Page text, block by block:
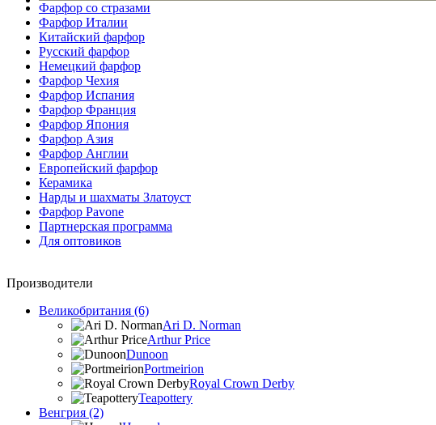
Фарфор со стразами
Фарфор Италии
Китайский фарфор
Русский фарфор
Немецкий фарфор
Фарфор Чехия
Фарфор Испания
Фарфор Франция
Фарфор Япония
Фарфор Азия
Фарфор Англии
Европейский фарфор
Керамика
Нарды и шахматы Златоуст
Фарфор Pavone
Партнерская программа
Для оптовиков
Производители
Великобритания (6)
Ari D. Norman
Arthur Price
Dunoon
Portmeirion
Royal Crown Derby
Teapottery
Венгрия (2)